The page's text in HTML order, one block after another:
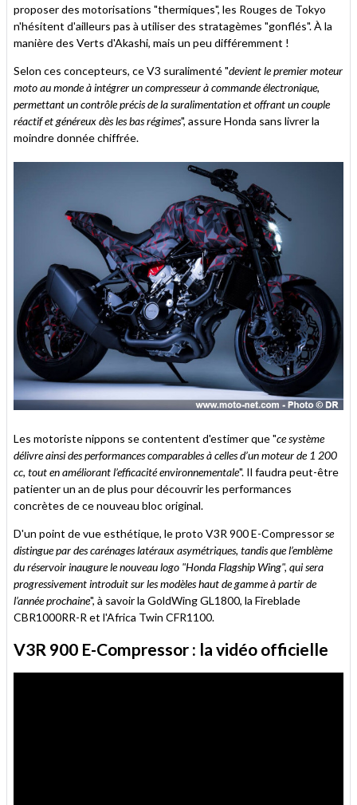
proposer des motorisations "thermiques", les Rouges de Tokyo
n'hésitent d'ailleurs pas à utiliser des stratagèmes "gonflés". À la
manière des Verts d'Akashi, mais un peu différemment !
Selon ces concepteurs, ce V3 suralimenté "devient le premier moteur
moto au monde à intégrer un compresseur à commande électronique,
permettant un contrôle précis de la suralimentation et offrant un couple
réactif et généreux dès les bas régimes", assure Honda sans livrer la
moindre donnée chiffrée.
Les motoriste nippons se contentent d'estimer que "ce système
délivre ainsi des performances comparables à celles d’un moteur de 1 200
cc, tout en améliorant l’efficacité environnementale". Il faudra peut-être
patienter un an de plus pour découvrir les performances
concrètes de ce nouveau bloc original.
D'un point de vue esthétique, le proto V3R 900 E-Compressorse
distingue par des carénages latéraux asymétriques, tandis que l’emblème
du réservoir inaugure le nouveau logo "Honda Flagship Wing", qui sera
progressivement introduit sur les modèles haut de gamme à partir de
l’année prochaine", à savoir la GoldWing GL1800, la Fireblade
CBR1000RR-R et l'Africa Twin CFR1100.
V3R 900 E-Compressor : la vidéo officielle